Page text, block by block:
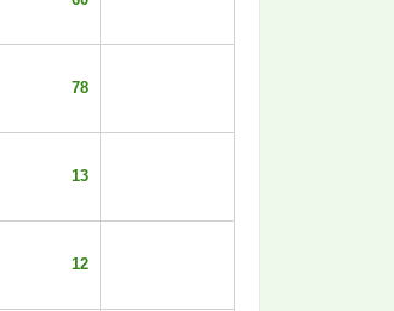
78
13
12